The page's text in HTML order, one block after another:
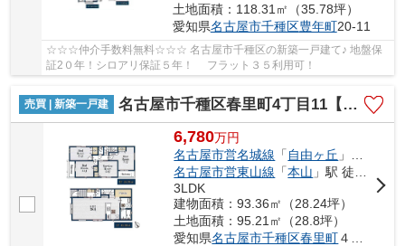
土地面積：118.31㎡（35.78坪）
愛知県名古屋市千種区豊年町20-11
☆☆☆仲介手数料無料☆☆☆ 名古屋市千種区の新築一戸建て♪ 地盤保
証2０年！シロアリ保証５年！ フラット３５利用可！
売買 | 新築一戸建 名古屋市千種区春里町4丁目11【仲介手数料無料】新築一戸建て 1号棟
6,780万円
名古屋市営名城線 「 自由ヶ丘 」駅 徒歩9分
名古屋市営東山線 「本山 」駅 徒歩10分
3LDK
建物面積：93.36㎡（28.24坪）
土地面積：95.21㎡（28.8坪）
愛知県名古屋市千種区春里町４丁目11